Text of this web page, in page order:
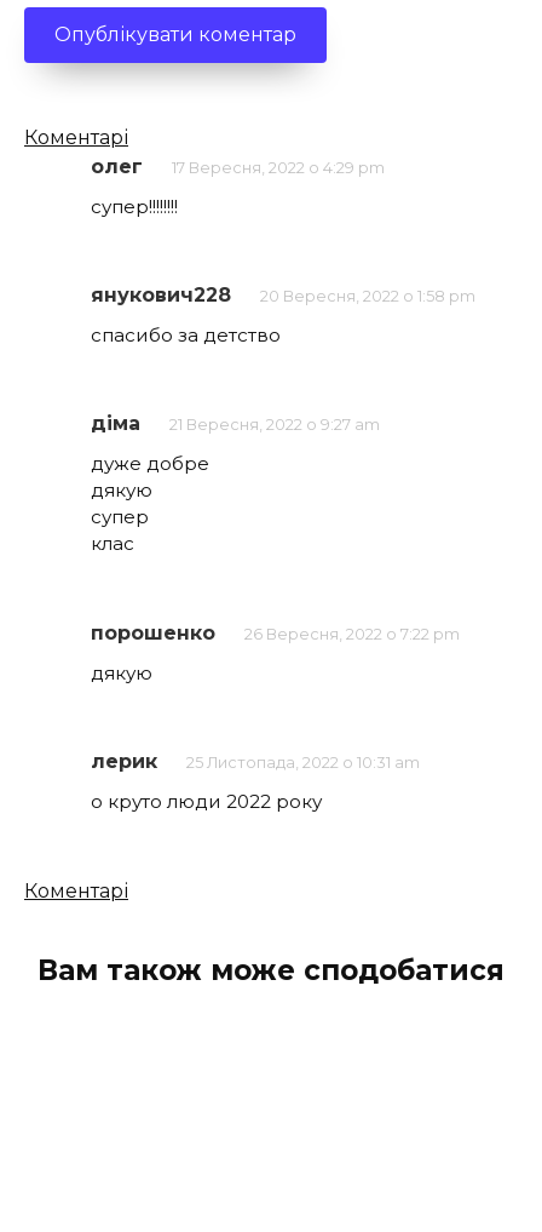
Кількість
коментарів
Коментарі
олег
17 Вересня, 2022 о 4:29 pm
супер!!!!!!!!
янукович228 20 Вересня, 2022 о 1:58 pm
спасибо за детство
діма 21 Вересня, 2022 о 9:27 am
дуже добре
дякую
супер
клас
порошенко 26 Вересня, 2022 о 7:22 pm
дякую
лерик 25 Листопада, 2022 о 10:31 am
о круто люди 2022 року
Кількість
Коментарі
Вам також може сподобатися